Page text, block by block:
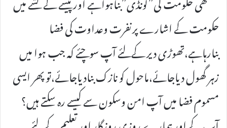
حکومت کے اشارے پرنفرت وعداوت کی فضا
بنارہاہے،تھوڑی دیر کےلئے آپ سوچئے کہ جب ہوا میں
زہر گھول دیاجائے،ماحول کو نازک بنادیاجائے،تو پھر ایسی
مسموم فضا میں آپ امن وسکون سے کیسے رہ سکتے ہیں؟